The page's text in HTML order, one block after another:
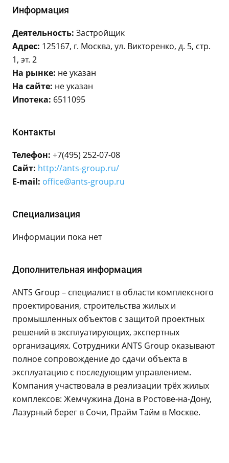
Информация
Деятельность: Застройщик
Адрес: 125167, г. Москва, ул. Викторенко, д. 5, стр.
1, эт. 2
На рынке: не указан
На сайте: не указан
Ипотека: 6511095
Контакты
Телефон: +7(495) 252-07-08
Сайт: http://ants-group.ru/
E-mail: office@ants-group.ru
Специализация
Информации пока нет
Дополнительная информация
ANTS Group – специалист в области комплексного
проектирования, строительства жилых и
промышленных объектов с защитой проектных
решений в эксплуатирующих, экспертных
организациях. Сотрудники ANTS Group оказывают
полное сопровождение до сдачи объекта в
эксплуатацию с последующим управлением.
Компания участвовала в реализации трёх жилых
комплексов: Жемчужина Дона в Ростове-на-Дону,
Лазурный берег в Сочи, Прайм Тайм в Москве.